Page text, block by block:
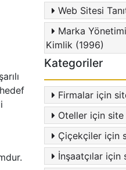
Web Sitesi
Marka
Kimlik (1996)
Kategoriler
Firmalar için
Oteller için site
Çiçekçiler için
İnşaatçılar için